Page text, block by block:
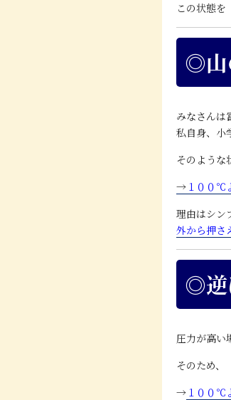
この状態を
◎山
みなさんは
私自身、小
そのよう
→ １００ ℃
理由はシン
外から押さ
◎逆
圧力が高い
そのため、
→ １００℃